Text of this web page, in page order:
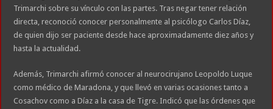
Trimarchi sobre su vínculo con las partes. Tras negar tener relación
directa, reconoció conocer personalmente al psicólogo Carlos Díaz,
de quien dijo ser paciente desde hace aproximadamente diez años y
hasta la actualidad.
Además, Trimarchi afirmó conocer al neurocirujano Leopoldo Luque
como médico de Maradona, y que llevó en varias ocasiones tanto a
Cosachov como a Díaz a la casa de Tigre. Indicó que las órdenes que